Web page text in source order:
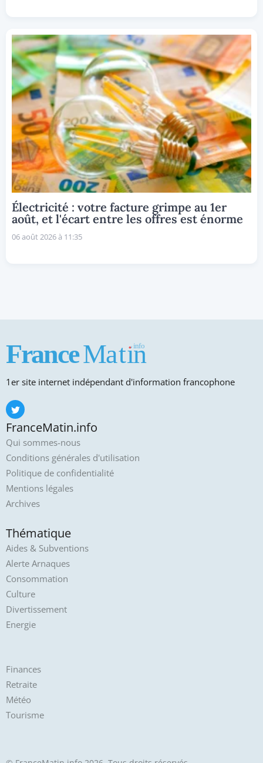
Électricité : votre facture grimpe au 1er
août, et l'écart entre les offres est énorme
06 août 2026 à 11:35
1er site internet indépendant d'information francophone
FranceMatin.info
Qui sommes-nous
Conditions générales d'utilisation
Politique de confidentialité
Mentions légales
Archives
Thématique
Aides & Subventions
Alerte Arnaques
Consommation
Culture
Divertissement
Energie
Finances
Retraite
Météo
Tourisme